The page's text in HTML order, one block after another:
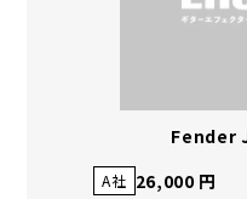
Fender
A社 26,000 円